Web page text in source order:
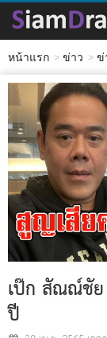
หน้าแรก ข่าว ข่
เป๊ก สัณณ์ชัย
ปี